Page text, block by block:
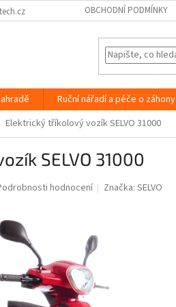
OBCHODNÍ PODMÍNKY
Ruční nářadí a péče o záhony
Elektrický tříkolový vozík SELVO 31000
SELVO 31000
hodnocení Značka:SELVO